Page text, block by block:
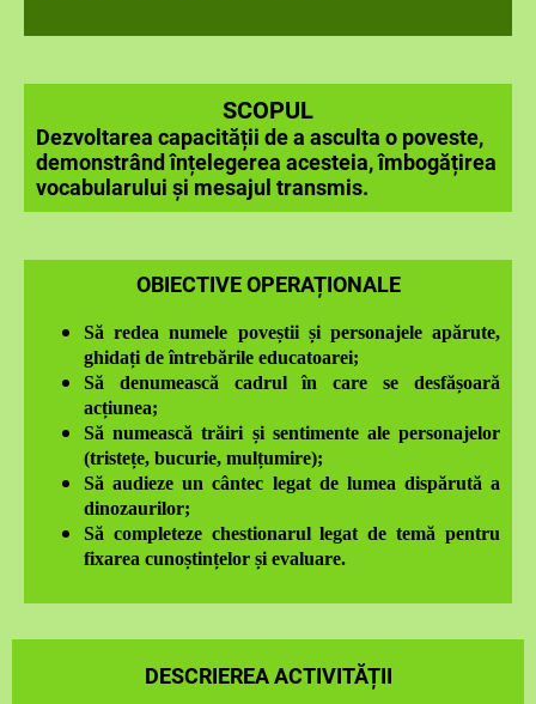
SCOPUL
Dezvoltarea capacității de a asculta o poveste,
demonstrând înțelegerea acesteia, îmbogățirea
vocabularului și mesajul transmis.​​​​​​
OBIECTIVE OPERAȚIONALE
Să redea numele poveștii și personajele apărute,
ghidați de întrebările educatoarei;
Să denumească cadrul în care se desfășoară
acțiunea;
Să numească trăiri și sentimente ale personajelor
(tristețe, bucurie, mulțumire);
Să audieze un cântec legat de lumea dispărută a
dinozaurilor;
Să completeze chestionarul legat de temă pentru
fixarea cunoștințelor și evaluare.
DESCRIEREA ACTIVITĂȚII